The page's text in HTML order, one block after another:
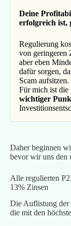
Deine
erfolgreich ist,
Regulierung
von geringeren
aber eben
dafür sorgen,
Scam aufsitzen.
Für mich ist die
wichtiger
Daher beginnen
bevor wir uns den
Alle regulierten
13% Zinsen
Die Auflistung der
die mit den